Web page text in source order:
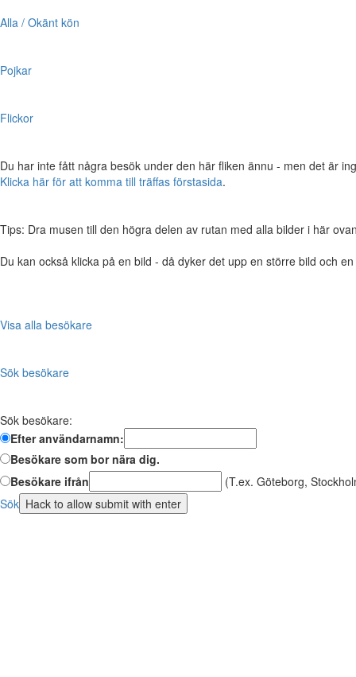
Alla / Okänt kön
Pojkar
Flickor
Du har inte fått några besök under den här fliken ännu - men det är
Klicka här för att komma till träffas förstasida.
Tips: Dra musen till den högra delen av rutan med alla bilder i här
Du kan också klicka på en bild - då dyker det upp en större bild och
Visa alla besökare
Sök besökare
Sök besökare:
Efter användarnamn:
Besökare som bor nära dig.
Besökare ifrån
(T.ex. Göteborg,
Sök